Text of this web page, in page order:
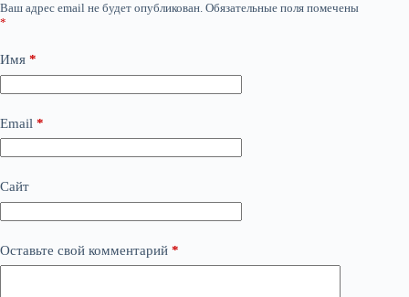
Ваш адрес email не будет опубликован. Обязательные поля помечены
*
Имя *
Email *
Сайт
Оставьте свой комментарий *